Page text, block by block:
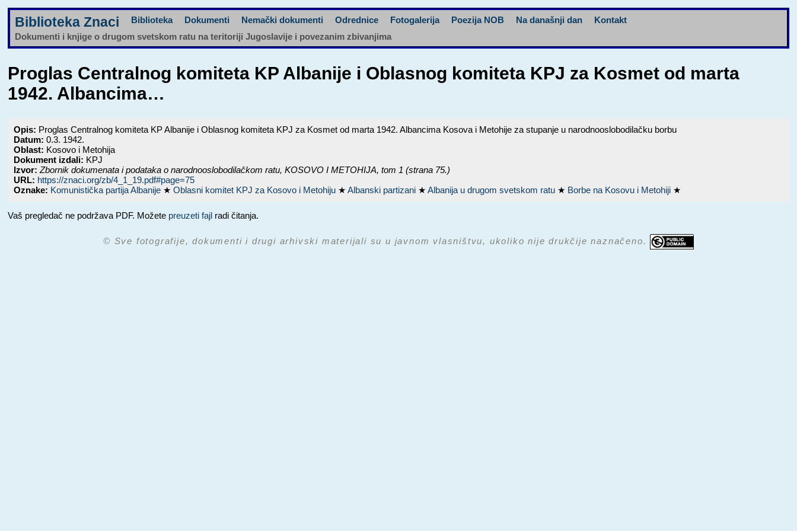
Biblioteka Znaci Biblioteka Dokumenti Nemački dokumenti Odrednice Fotogalerija Poezija NOB Na današnji dan
Kontakt
Dokumenti i knjige o drugom svetskom ratu na teritoriji Jugoslavije i povezanim zbivanjima
Proglas Centralnog komiteta KP Albanije i Oblasnog komiteta KPJ za Kosmet od marta
1942. Albancima…
Opis: Proglas Centralnog komiteta KP Albanije i Oblasnog komiteta KPJ za Kosmet od marta 1942. Albancima Kosova i Metohije za stupanje u narodnooslobodilačku borbu
Datum:0.3. 1942.
Oblast: Kosovo i Metohija
Dokument izdali: KPJ
Izvor: Zbornik dokumenata i podataka o narodnooslobodilačkom ratu,KOSOVO I METOHIJA, tom 1 (strana 75.)
URL: https://znaci.org/zb/4_1_19.pdf#page=75
Oznake: Komunistička partija Albanije ★Oblasni komitet KPJ za Kosovo i Metohiju ★Albanski partizani ★Albanija u drugom svetskom ratu ★ Borbe na Kosovu i Metohiji ★
Vaš pregledač ne podržava PDF. Možete preuzeti fajl radi čitanja.
© Sve fotografije, dokumenti i drugi arhivski materijali su u javnom vlasništvu, ukoliko nije drukčije naznačeno.